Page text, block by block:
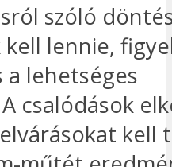
szóló
lennie,
a lehetséges
csalódások
kell